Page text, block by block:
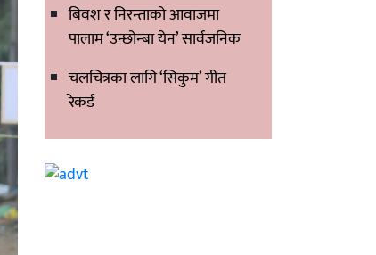
बिवश र निरन्ताको आवाजमा
पालाम ‘उन्छोन्बा येन’ सार्वजनिक
चलचित्रका लागि ‘सिकुम’ गीत
रेकर्ड